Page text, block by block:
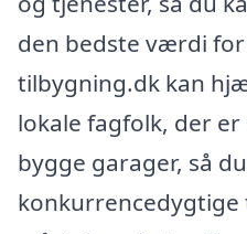
den bedste værdi
tilbygning.dk kan
lokale fagfolk, der
bygge garager, så
konkurrencedygtige